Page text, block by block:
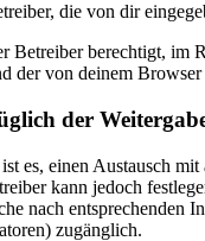
die von dir
Betreiber berechtigt, im
der von deinem
der
es, einen Austausch
kann jedoch
nach
zugänglich.